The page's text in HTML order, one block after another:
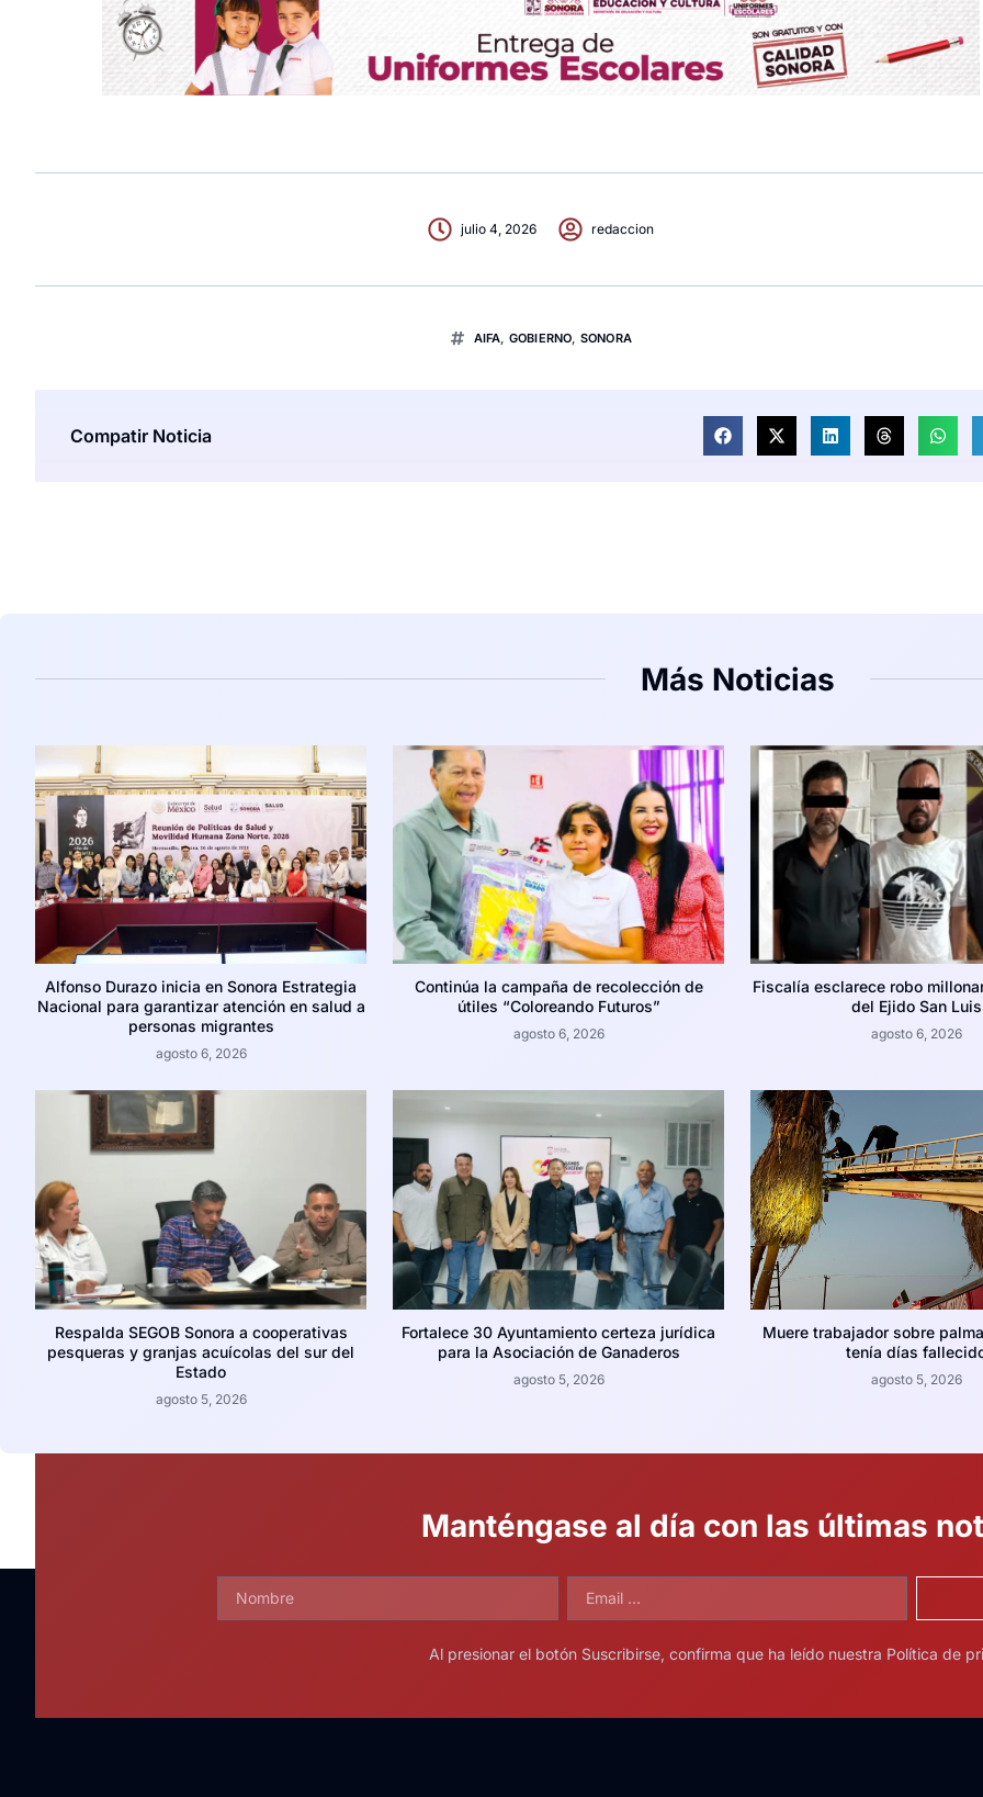
julio 4, 2026 redaccion
AIFA, GOBIERNO, SONORA
Compatir Noticia
Más Noticias
Alfonso Durazo inicia en Sonora Estrategia
Nacional para garantizar atención en salud a
personas migrantes
agosto 6, 2026
Continúa la campaña de recolección de
útiles “Coloreando Futuros”
agosto 6, 2026
Fiscalía esclarece robo
del Ejido San Luis
agosto 6, 2026
Respalda SEGOB Sonora a cooperativas
pesqueras y granjas acuícolas del sur del
Estado
agosto 5, 2026
Fortalece 30 Ayuntamiento certeza jurídica
para la Asociación de Ganaderos
agosto 5, 2026
Muere trabajador sobre
tenía días
agosto 5, 2026
Manténgase al día con las últimas
Al presionar el botón Suscribirse, confirma que ha leído nuestra Política de